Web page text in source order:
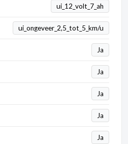
ui_12_volt_7_ah
ui_ongeveer_2,5_tot_5_km/u
Ja
Ja
Ja
Ja
Ja